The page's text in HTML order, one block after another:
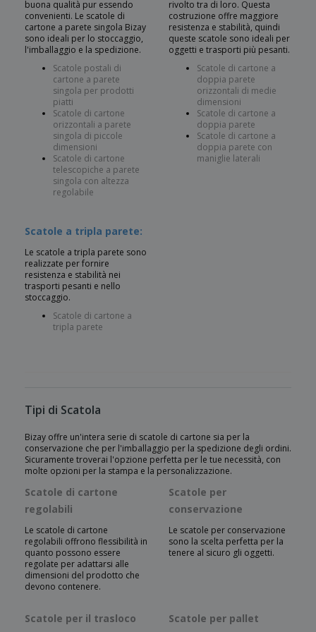
buona qualità pur essendo
convenienti. Le scatole di
cartone a parete singola Bizay
sono ideali per lo stoccaggio,
l'imballaggio e la spedizione.
Scatole postali di
cartone a parete
singola per prodotti
piatti
Scatole di cartone
orizzontali a parete
singola di piccole
dimensioni
Scatole di cartone
telescopiche a parete
singola con altezza
regolabile
rivolto tra di loro. Questa
costruzione offre maggiore
resistenza e stabilità, quindi
queste scatole sono ideali per
oggetti e trasporti più pesanti.
Scatole di cartone a
doppia parete
orizzontali di medie
dimensioni
Scatole di cartone a
doppia parete
Scatole di cartone a
doppia parete con
maniglie laterali
Scatole a tripla parete:
Le scatole a tripla parete sono
realizzate per fornire
resistenza e stabilità nei
trasporti pesanti e nello
stoccaggio.
Scatole di cartone a
tripla parete
Tipi di Scatola
Bizay offre un'intera serie di scatole di cartone sia per la
conservazione che per l'imballaggio per la spedizione degli ordini.
Sicuramente troverai l'opzione perfetta per le tue necessità, con
molte opzioni per la stampa e la personalizzazione.
Scatole di cartone
regolabili
Le scatole di cartone
regolabili offrono flessibilità in
quanto possono essere
regolate per adattarsi alle
dimensioni del prodotto che
devono contenere.
Scatole per
conservazione
Le scatole per conservazione
sono la scelta perfetta per la
tenere al sicuro gli oggetti.
Scatole per il trasloco Scatole per pallet